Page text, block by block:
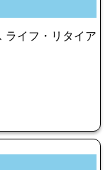
ライフ・リタイア